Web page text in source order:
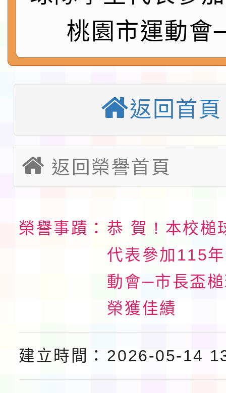
會」之「藝術教育日」
告(採1次公告分次招考)
115 年度兒童課後照
0 小時業訓練課程
轉知本市體育總會划船
錦標賽」海洋艇及
計畫」公費接種對象擴
115學年度迎新活動暨
會活動流程表
本校115學年度第1學
第3次招考代課鐘點教
告(不再辦理後續甄選)
檢送「桃園市115學年
程安排一案
「桃園市補助參觀特色
展演活動實施計畫」
社團法人中華民國畫
026 ART TAIPEI臺北
會」之「藝術教育日」
本校115學年度第1學
第2次招考代課鐘點教
告(採1次公告分次招考)
115 年度兒童課後照
0 小時業訓練課程
轉知本市體育總會划船
「115年桃園市運動會
「114-115年度
桃園市運動會
返回首頁
返回榮譽首頁
榮譽事蹟： 恭 賀 ! 本校槌
代表參加115
動會─市長盃
榮獲佳績
建立時間： 2026-05-14